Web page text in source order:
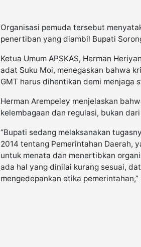
Organisasi pemuda tersebut
penertiban yang diambil Bupati
Ketua Umum APSKAS, Herman
adat Suku Moi, menegaskan bahwa
GMT harus dihentikan demi menjaga
Herman Arempeley menjelaskan
kelembagaan dan regulasi, bukan
“Bupati sedang melaksanakan
2014 tentang Pemerintahan Daerah,
untuk menata dan menertibkan
ada hal yang dinilai kurang sesuai,
mengedepankan etika pemerintahan,”